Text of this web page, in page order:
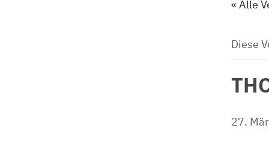
« Alle
Diese
27.